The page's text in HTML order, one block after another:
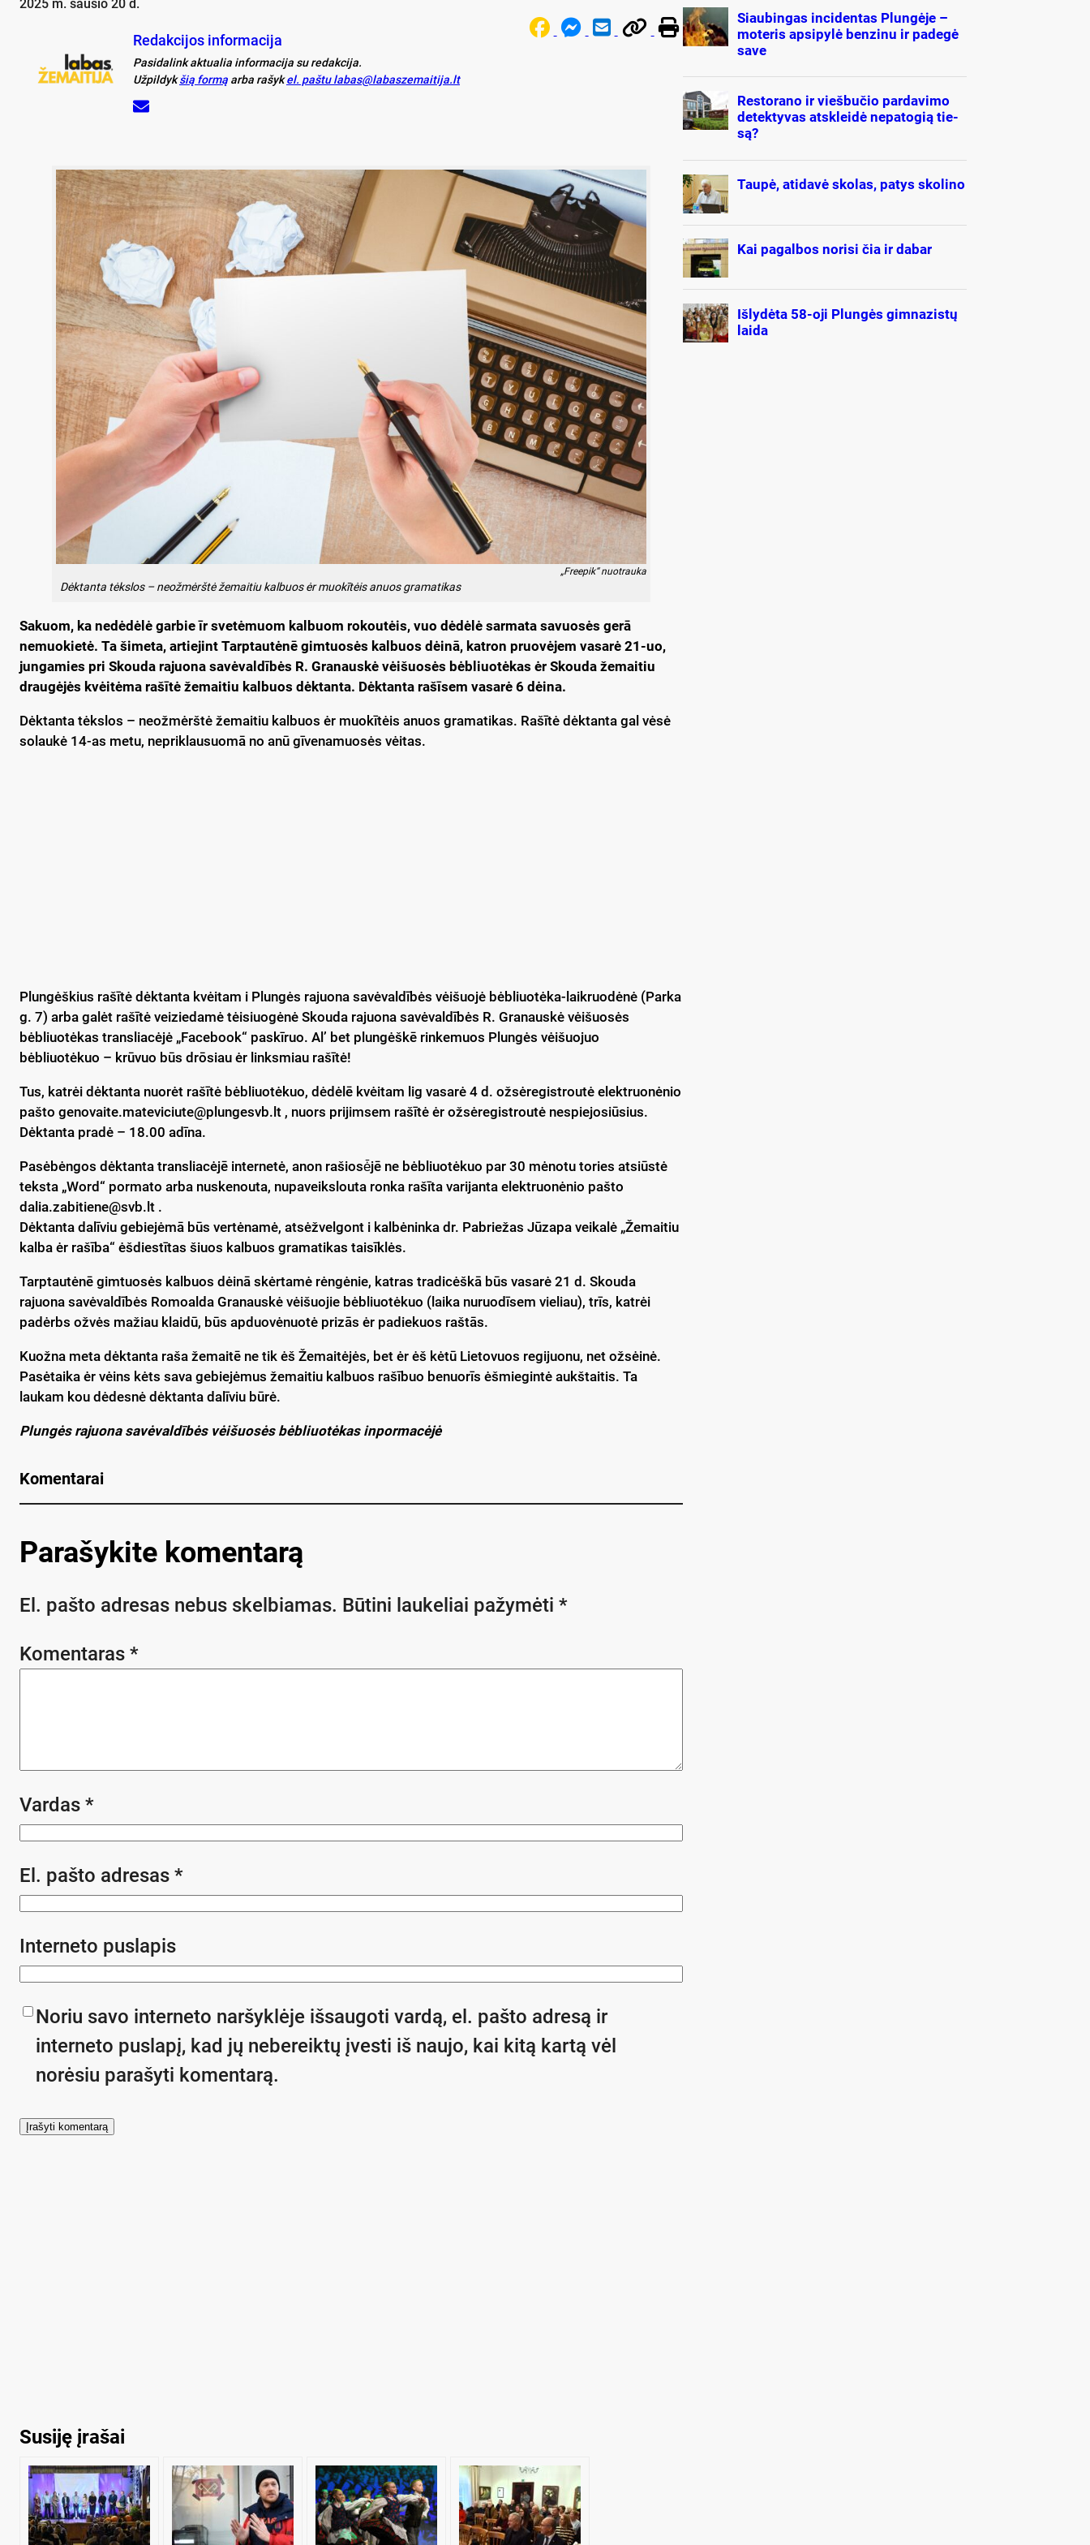
2025 m. sausio 20 d.
Redakcijos informacija
Pasidalink aktualia informacija su redakcija.
Užpildykšią formą arba rašykel. paštu labas@labaszemaitija.lt
„Freepik“ nuotrauka
Dėktanta tėkslos – neožmėrštė žemaitiu kalbuos ėr muokītėis anuos gramatikas
Sakuom, ka nedėdėlė garbie īr svetėmuom kalbuom rokoutėis, vuo dėdėlė sarmata savuosės gerā
nemuokietė. Ta šimeta, artiejint Tarptautėnē gimtuosės kalbuos dėinā, katron pruovėjem vasarė 21-uo,
jungamies pri Skouda rajuona savėvaldībės R. Granauskė vėišuosės bėbliuotėkas ėr Skouda žemaitiu
draugėjės kvėitėma rašītė žemaitiu kalbuos dėktanta. Dėktanta rašīsem vasarė 6 dėina.
Dėktanta tėkslos – neožmėrštė žemaitiu kalbuos ėr muokītėis anuos gramatikas. Rašītė dėktanta gal vėsė
solaukė 14-as metu, nepriklausuomā no anū gīvenamuosės vėitas.
Plungėškius rašītė dėktanta kvėitam i Plungės rajuona savėvaldībės vėišuojė bėbliuotėka-laikruodėnė (Parka
g. 7) arba galėt rašītė veiziedamė tėisiuogėnė Skouda rajuona savėvaldībės R. Granauskė vėišuosės
bėbliuotėkas transliacėjė „Facebook“ paskīruo. Al’ bet plungėškē rinkemuos Plungės vėišuojuo
bėbliuotėkuo – krūvuo būs drōsiau ėr linksmiau rašītė!
Tus, katrėi dėktanta nuorėt rašītė bėbliuotėkuo, dėdėlē kvėitam lig vasarė 4 d. ožsėregistroutė elektruonėnio
pašto genovaite.mateviciute@plungesvb.lt , nuors prijimsem rašītė ėr ožsėregistroutė nespiejosiūsius.
Dėktanta pradė – 18.00 adīna.
Pasėbėngos dėktanta transliacėjē internetė, anon rašiosė̄jē ne bėbliuotėkuo par 30 mėnotu tories atsiūstė
teksta „Word“ pormato arba nuskenouta, nupaveikslouta ronka rašīta varijanta elektruonėnio pašto
dalia.zabitiene@svb.lt .
Dėktanta dalīviu gebiejėmā būs vertėnamė, atsėžvelgont i kalbėninka dr. Pabriežas Jūzapa veikalė „Žemaitiu
kalba ėr rašība“ ėšdiestītas šiuos kalbuos gramatikas taisīklės.
Tarptautėnē gimtuosės kalbuos dėinā skėrtamė rėngėnie, katras tradicėškā būs vasarė 21 d. Skouda
rajuona savėvaldībės Romoalda Granauskė vėišuojie bėbliuotėkuo (laika nuruodīsem vieliau), trīs, katrėi
padėrbs ožvės mažiau klaidū, būs apduovėnuotė prizās ėr padiekuos raštās.
Kuožna meta dėktanta raša žemaitē ne tik ėš Žemaitėjės, bet ėr ėš kėtū Lietovuos regijuonu, net ožsėinė.
Pasėtaika ėr vėins kėts sava gebiejėmus žemaitiu kalbuos rašībuo benuorīs ėšmiegintė aukštaitis. Ta
laukam kou dėdesnė dėktanta dalīviu būrė.
Plungės rajuona savėvaldībės vėišuosės bėbliuotėkas inpormacėjė
Komentarai
Parašykite komentarą
El. pašto adresas nebus skelbiamas. Būtini laukeliai pažymėti *
Komentaras *
Vardas *
El. pašto adresas *
Interneto puslapis
Noriu savo interneto naršyklėje išsaugoti vardą, el. pašto adresą ir
interneto puslapį, kad jų nebereiktų įvesti iš naujo, kai kitą kartą vėl
norėsiu parašyti komentarą.
Susiję įrašai